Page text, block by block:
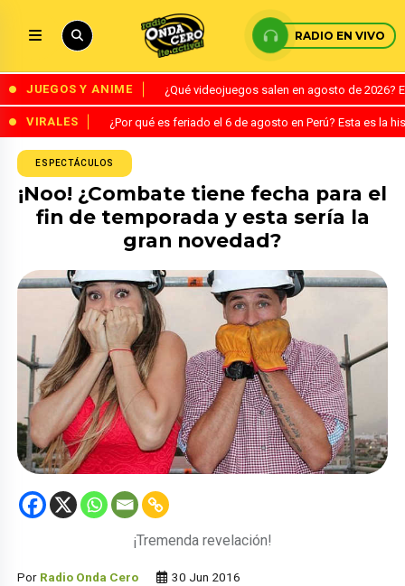
RADIO EN VIVO
JUEGOS Y ANIME ¿Qué videojuegos salen en agosto de
VIRALES ¿Por qué es feriado el 6 de agosto en Perú? Esta es la
ESPECTÁCULOS
¡Noo! ¿Combate tiene fecha para el
fin de temporada y esta sería la
gran novedad?
¡Tremenda revelación!
Por Radio Onda Cero 30 Jun 2016